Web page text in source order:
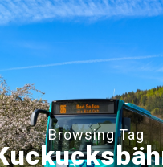
Browsing Tag